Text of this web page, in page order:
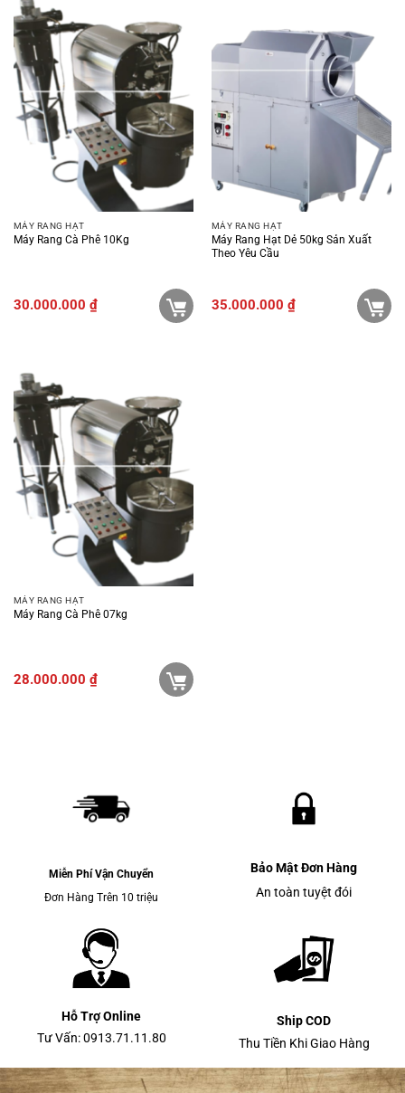
MÁY RANG HẠT
Máy Rang Cà Phê 10Kg
30.000.000 ₫
MÁY RANG HẠT
Máy Rang Hạt Dẻ 50kg Sản Xuất
Theo Yêu Cầu
35.000.000 ₫
MÁY RANG HẠT
Máy Rang Cà Phê 07kg
28.000.000 ₫
Miễn Phí Vận Chuyển
Đơn Hàng Trên 10 triệu
Bảo Mật Đơn Hàng
An toàn tuyệt đói
Hỗ Trợ Online
Tư Vấn: 0913.71.11.80
Ship COD
Thu Tiền Khi Giao Hàng